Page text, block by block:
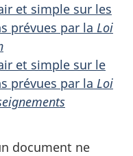
et simple sur les
prévues par la Loi
et simple sur le
prévues par la Loi
document ne